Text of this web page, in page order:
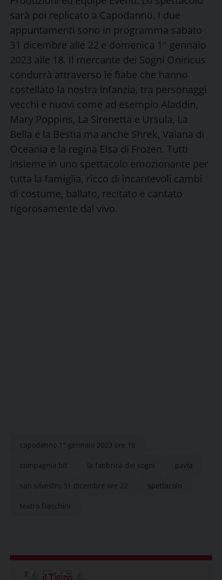
sarà poi replicato a Capodanno. I due
appuntamenti sono in programma sabato
31 dicembre alle 22 e domenica 1° gennaio
2023 alle 18. Il mercante dei Sogni Oniricus
condurrà attraverso le fiabe che hanno
costellato la nostra infanzia, tra personaggi
vecchi e nuovi come ad esempio Aladdin,
Mary Poppins, La Sirenetta e Ursula, La
Bella e la Bestia ma anche Shrek, Vaiana di
Oceania e la regina Elsa di Frozen. Tutti
insieme in uno spettacolo emozionante per
tutta la famiglia, ricco di incantevoli cambi
di costume, ballato, recitato e cantato
rigorosamente dal vivo.
capodanno 1° gennaio 2023 ore 18
compagnia bit la fabbrica dei sogni pavia
san silvestro 31 dicembre ore 22 spettacolo
teatro fraschini